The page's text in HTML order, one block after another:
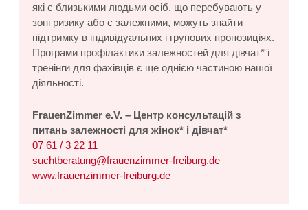
які є близькими людьми осіб, що перебувають у
зоні ризику або є залежними, можуть знайти
підтримку в індивідуальних і групових пропозиціях.
Програми профілактики залежностей для дівчат* і
тренінги для фахівців є ще однією частиною нашої
діяльності.
FrauenZimmer e.V. – Центр консультацій з
питань залежності для жінок* і дівчат*
07 61 / 3 22 11
suchtberatung@frauenzimmer-freiburg.de
www.frauenzimmer-freiburg.de